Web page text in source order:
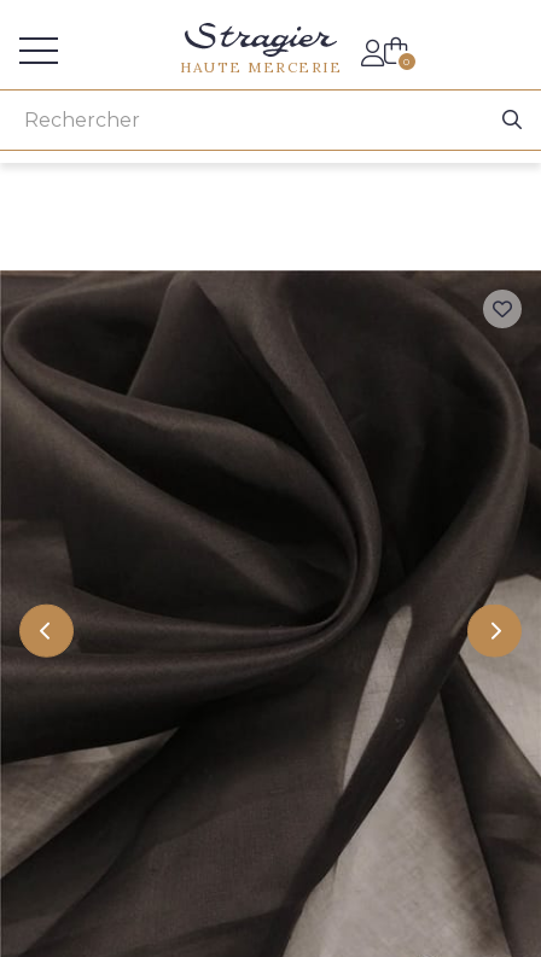
HAUTE MERCERIE 0